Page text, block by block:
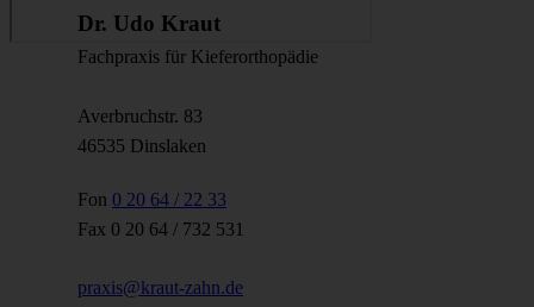
Dr. Udo Kraut
Fachpraxis für Kieferorthopädie
Averbruchstr. 83
46535 Dinslaken
Fon 0 20 64 / 22 33
Fax 0 20 64 / 732 531
praxis@kraut-zahn.de